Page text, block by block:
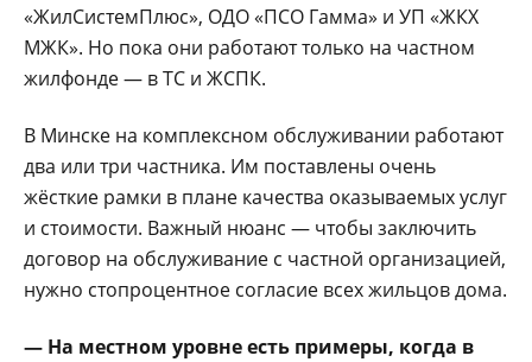
«ЖилСистем­Плюс», ОДО «ПСО Гам­ма» и УП «ЖКХ
МЖК». Но пока они работают только на частном
жил­фонде — в ТС и ЖСПК.
В Минске на комплекс­ном обслуживании рабо­тают
два или три частни­ка. Им поставлены очень
жёсткие рамки в плане ка­чества оказываемых услуг
и стоимости. Важный нюанс — чтобы заклю­чить
договор на обслужи­вание с частной организа­цией,
нужно стопроцент­ное согласие всех жиль­цов дома.
— На местном уровне есть примеры, ког­да в